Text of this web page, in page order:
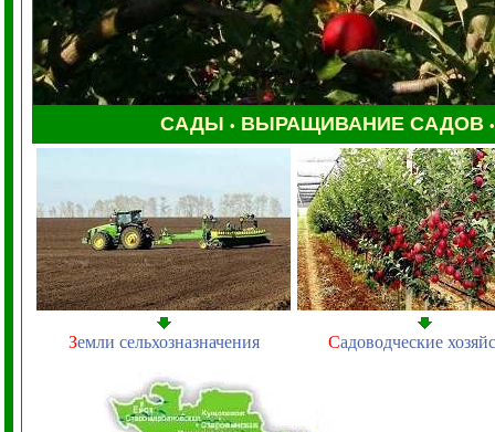
САДЫ • ВЫРАЩИВАНИЕ САДОВ •
Земли сельхозназначения Садоводческие